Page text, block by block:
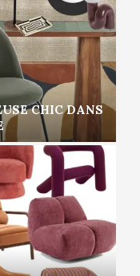
CHIC DANS